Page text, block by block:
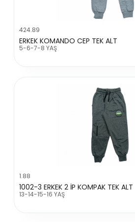
424.89
ERKEK KOMANDO CEP TEK ALT
5-6-7-8 YAŞ
1.88
1002-3 ERKEK 2 İP KOMPAK TEK ALT
13-14-15-16 YAŞ